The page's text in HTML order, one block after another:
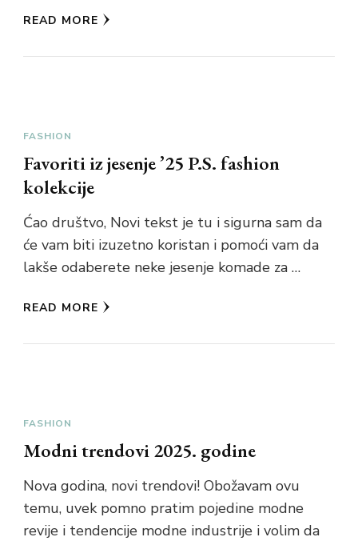
READ MORE
FASHION
Favoriti iz jesenje ’25 P.S. fashion
kolekcije
Ćao društvo, Novi tekst je tu i sigurna sam da
će vam biti izuzetno koristan i pomoći vam da
lakše odaberete neke jesenje komade za …
READ MORE
FASHION
Modni trendovi 2025. godine
Nova godina, novi trendovi! Obožavam ovu
temu, uvek pomno pratim pojedine modne
revije i tendencije modne industrije i volim da